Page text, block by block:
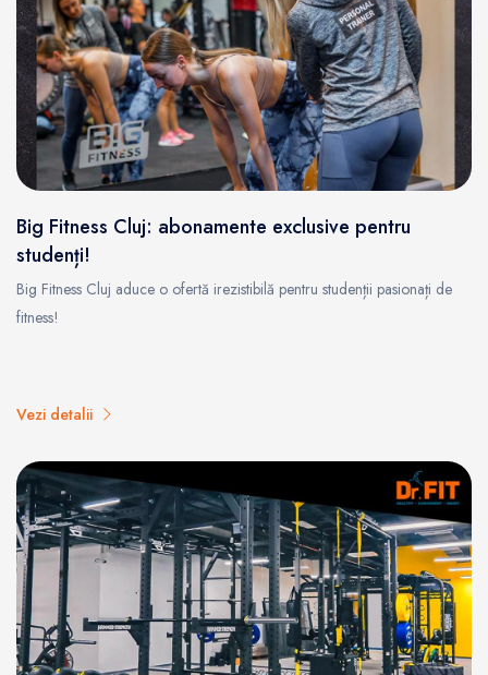
Big Fitness Cluj: abonamente exclusive pentru
studenți!
Big Fitness Cluj aduce o ofertă irezistibilă pentru studenții pasionați de
fitness!
Vezi detalii